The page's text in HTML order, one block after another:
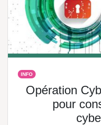
INFO
Opération
pour